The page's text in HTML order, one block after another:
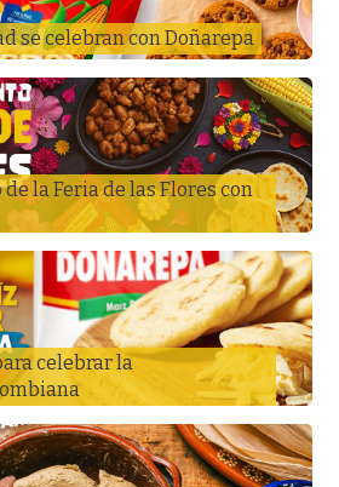
se celebran con Doñarepa
la Feria de las Flores con
celebrar la